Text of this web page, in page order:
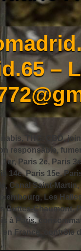
–
THC, CBD,
responsable,
Paris 2e, Paris
14e, Paris 15e,
Canal Saint-
Les
Buttes-Chaumont,
à Paris,
France, contrôle